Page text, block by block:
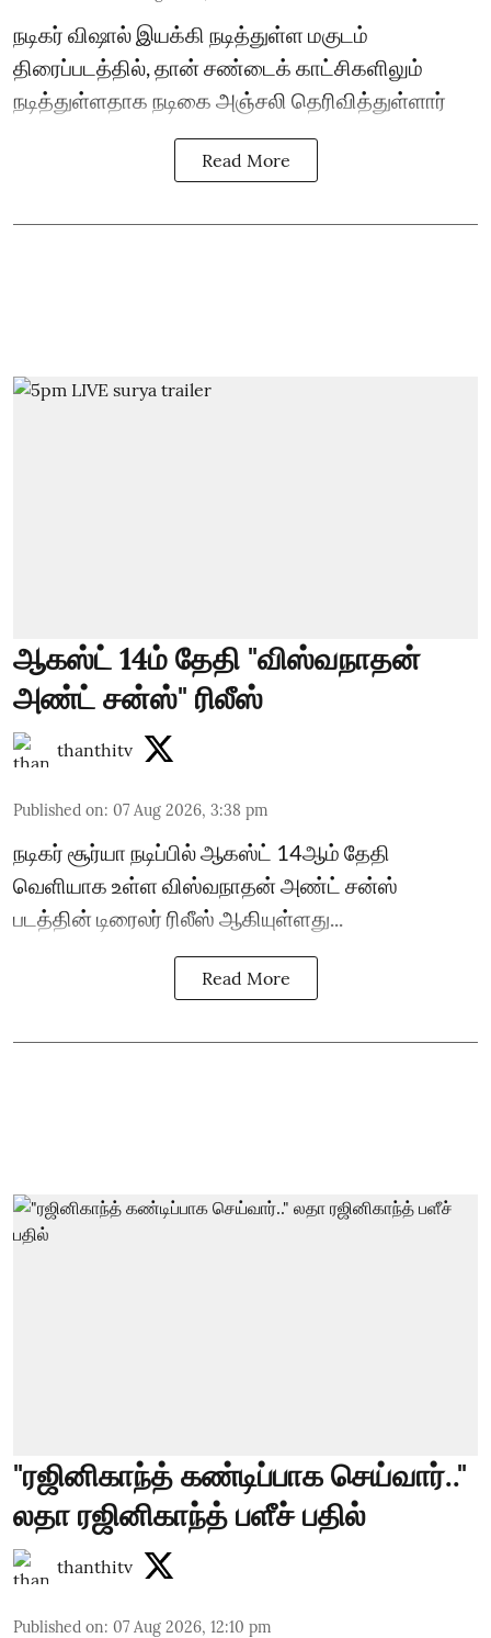
நடிகர் விஷால் இயக்கி நடித்துள்ள மகுடம்
திரைப்படத்தில், தான் சண்டைக் காட்சிகளிலும்
நடித்துள்ளதாக நடிகை அஞ்சலி தெரிவித்துள்ளார்
Read More
ஆகஸ்ட் 14ம் தேதி "விஸ்வநாதன்
அண்ட் சன்ஸ்" ரிலீஸ்
thanthitv
Published on: 07 Aug 2026, 3:38 pm
நடிகர் சூர்யா நடிப்பில் ஆகஸ்ட் 14ஆம் தேதி
வெளியாக உள்ள விஸ்வநாதன் அண்ட் சன்ஸ்
படத்தின் டிரைலர் ரிலீஸ் ஆகியுள்ளது...
Read More
"ரஜினிகாந்த் கண்டிப்பாக செய்வார்.."
லதா ரஜினிகாந்த் பளீச் பதில்
thanthitv
Published on: 07 Aug 2026, 12:10 pm